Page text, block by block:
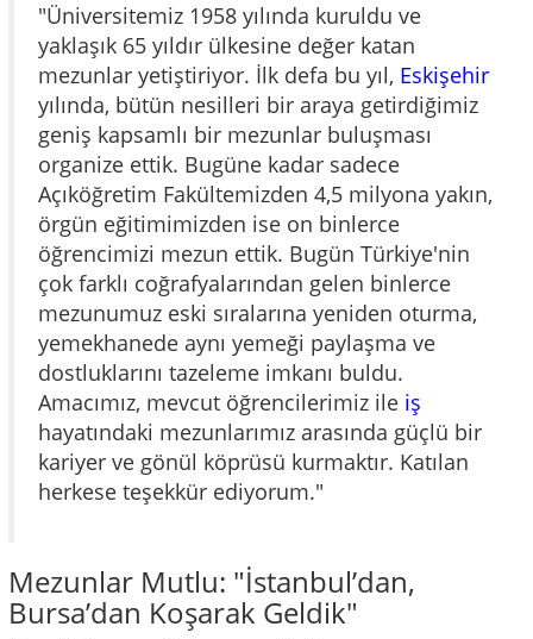
"Üniversitemiz 1958 yılında kuruldu ve
yaklaşık 65 yıldır ülkesine değer katan
mezunlar yetiştiriyor. İlk defa bu yıl, Eskişehir
yılında, bütün nesilleri bir araya getirdiğimiz
geniş kapsamlı bir mezunlar buluşması
organize ettik. Bugüne kadar sadece
Açıköğretim Fakültemizden 4,5 milyona yakın,
örgün eğitimimizden ise on binlerce
öğrencimizi mezun ettik. Bugün Türkiye'nin
çok farklı coğrafyalarından gelen binlerce
mezunumuz eski sıralarına yeniden oturma,
yemekhanede aynı yemeği paylaşma ve
dostluklarını tazeleme imkanı buldu.
Amacımız, mevcut öğrencilerimiz ile iş
hayatındaki mezunlarımız arasında güçlü bir
kariyer ve gönül köprüsü kurmaktır. Katılan
herkese teşekkür ediyorum."
Mezunlar Mutlu: "İstanbul’dan,
Bursa’dan Koşarak Geldik"